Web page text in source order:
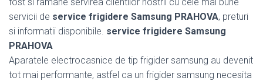
servicii de service frigidere Samsung PRAHOVA, preturi
si informatii disponibile. service frigidere Samsung
PRAHOVA
Aparatele electrocasnice de tip frigider samsung au devenit
tot mai performante, astfel ca un frigider samsung necesita